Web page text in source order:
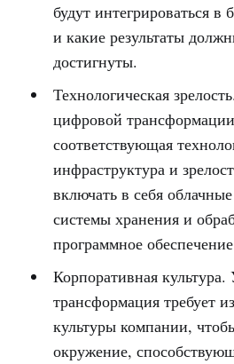
будут интегрироваться в
и какие результаты
достигнуты.
Технологическая
цифровой
соответствующая
инфраструктура и
включать в себя
системы хранения и
программное
Корпоративная
трансформация требует
культуры компании,
окружение,